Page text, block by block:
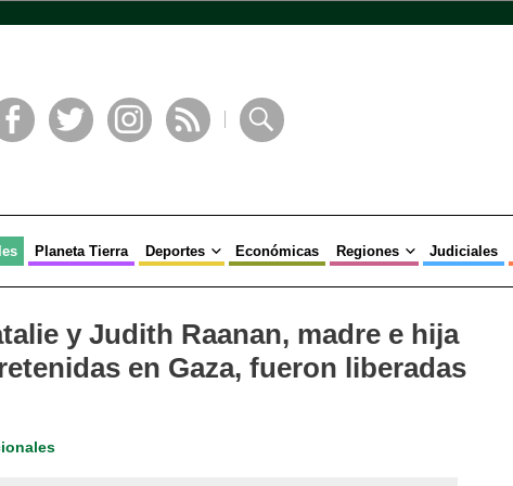
Planeta Tierra Deportes Económicas Regiones Judiciales
y Judith Raanan, madre e hija
en Gaza, fueron liberadas